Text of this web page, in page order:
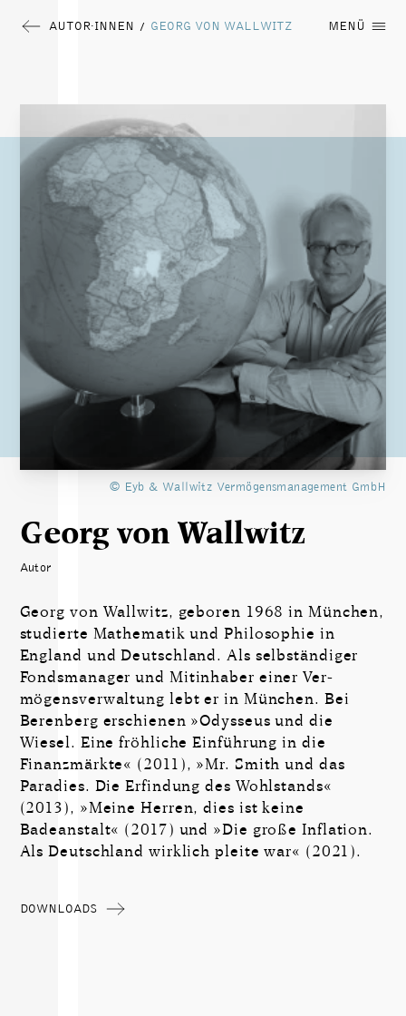
AUTOR∙INNEN / GEORG VON WALLWITZ MENÜ
© Eyb & Wallwitz Vermögensmanagement GmbH
Georg von Wallwitz
Autor
Georg von Wallwitz, geboren 1968 in München,
studierte Mathematik und Philosophie in
England und Deutschland. Als selbständiger
Fondsmanager und Mitinhaber einer Ver­
mögensverwaltung lebt er in München. Bei
Berenberg erschienen »Odysseus und die
Wiesel. Eine fröhliche Einführung in die
Finanzmärkte« (2011), »Mr. Smith und das
Paradies. Die Erfindung des Wohlstands«
(2013), »Meine Herren, dies ist keine
Badeanstalt« (2017) und »Die große Inflation.
Als Deutschland wirklich pleite war« (2021).
DOWNLOADS